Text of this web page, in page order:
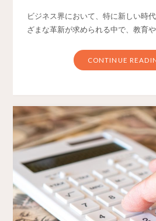
ビジネス界において、特に新しい時
ざまな革新が求められる中で、教育
CONTINUE